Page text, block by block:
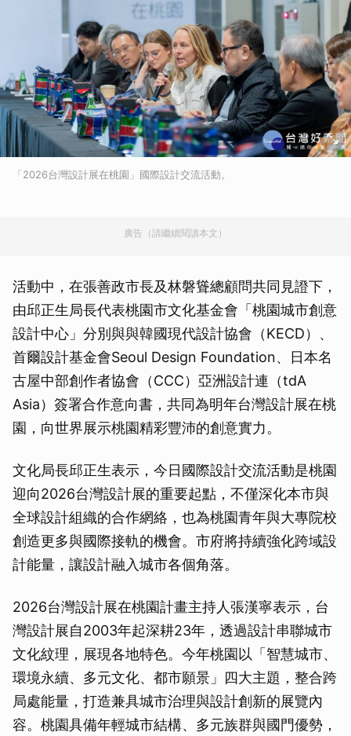
「2026台灣設計展在桃園」國際設計交流活動。
廣告（請繼續閱讀本文）
活動中，在張善政市長及林磐聳總顧問共同見證下，
由邱正生局長代表桃園市文化基金會「桃園城市創意
設計中心」分別與與韓國現代設計協會（KECD）、
首爾設計基金會Seoul Design Foundation、日本名
古屋中部創作者協會（CCC）亞洲設計連（tdA
Asia）簽署合作意向書，共同為明年台灣設計展在桃
園，向世界展示桃園精彩豐沛的創意實力。
文化局長邱正生表示，今日國際設計交流活動是桃園
迎向2026台灣設計展的重要起點，不僅深化本市與
全球設計組織的合作網絡，也為桃園青年與大專院校
創造更多與國際接軌的機會。市府將持續強化跨域設
計能量，讓設計融入城市各個角落。
2026台灣設計展在桃園計畫主持人張漢寧表示，台
灣設計展自2003年起深耕23年，透過設計串聯城市
文化紋理，展現各地特色。今年桃園以「智慧城市、
環境永續、多元文化、都市願景」四大主題，整合跨
局處能量，打造兼具城市治理與設計創新的展覽內
容。桃園具備年輕城市結構、多元族群與國門優勢，